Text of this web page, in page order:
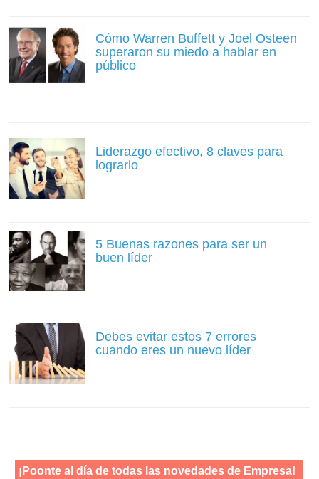
Cómo Warren Buffett y Joel Osteen
superaron su miedo a hablar en
público
Liderazgo efectivo, 8 claves para
lograrlo
5 Buenas razones para ser un
buen líder
Debes evitar estos 7 errores
cuando eres un nuevo líder